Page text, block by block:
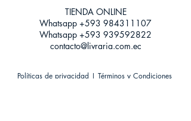
TIENDA ONLINE​
Whatsapp +593 984311107
Whatsapp +593 939592822
contacto@livraria.com.ec
Políticas de privacidad | Términos y Condiciones